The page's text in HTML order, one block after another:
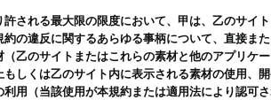
される最大限の限度において、甲は、乙のサイ
約の違反に関するあらゆる事柄について、直接ま
（乙のサイトまたはこれらの素材と他のアプリ
もしくは乙のサイト内に表示される素材の使用、
利用（当該使用が本規約または適用法により認可